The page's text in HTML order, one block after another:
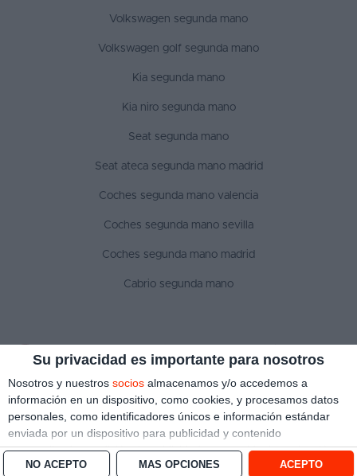
Su privacidad es importante para nosotros
Nosotros y nuestros socios almacenamos y/o accedemos a
información en un dispositivo, como cookies, y procesamos datos
personales, como identificadores únicos e información estándar
enviada por un dispositivo para publicidad y contenido
personalizado, medición de publicidad y contenido, investigación
de audiencia y desarrollo de servicios. Con su permiso, nosotros y
MÁS OPCIONES
NO ACEPTO ACEPTO
Volkswagen segunda mano
Volkswagen golf segunda mano
Kia segunda mano
Kia niro segunda mano
Seat segunda mano
Seat ateca segunda mano madrid
Coches segunda mano valencia
Coches segunda mano sevilla
Coches segunda mano madrid
Cabrio segunda mano
SÍGUENOS
Copyright © 2022 ¿Qué coche me compro?. Todos los derechos reservados